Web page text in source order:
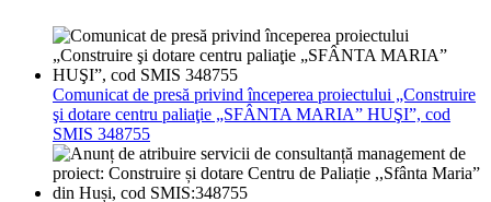
Comunicat de presă privind începerea proiectului „Construire
şi dotare centru paliaţie „SFÂNTA MARIA” HUŞI”, cod
SMIS 348755